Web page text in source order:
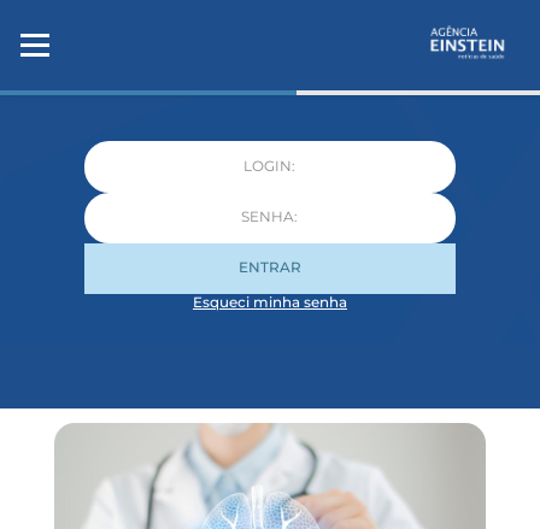
ENTRAR
Esqueci minha senha